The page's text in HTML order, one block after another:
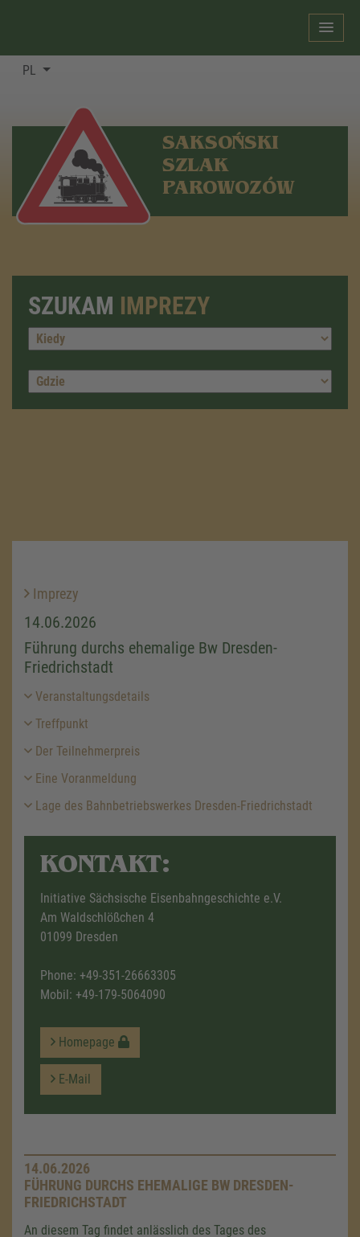
PL
SAKSOŃSKI
SZLAK
PAROWOZÓW
SZUKAM IMPREZY
Imprezy
14.06.2026
Führung durchs ehemalige Bw Dresden-
Friedrichstadt
Veranstaltungsdetails
Treffpunkt
Der Teilnehmerpreis
Eine Voranmeldung
Lage des Bahnbetriebswerkes Dresden-Friedrichstadt
KONTAKT:
Initiative Sächsische Eisenbahngeschichte e.V.
Am Waldschlößchen 4
01099 Dresden
Phone: +49-351-26663305
Mobil: +49-179-5064090
Homepage
E-Mail
14.06.2026
FÜHRUNG DURCHS EHEMALIGE BW DRESDEN-
FRIEDRICHSTADT
An diesem Tag findet anlässlich des Tages des